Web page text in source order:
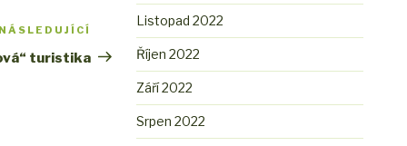
Následující
příspěvek
NÁSLEDUJÍCÍ
turistika
Listopad 2022
Říjen 2022
Září 2022
Srpen 2022